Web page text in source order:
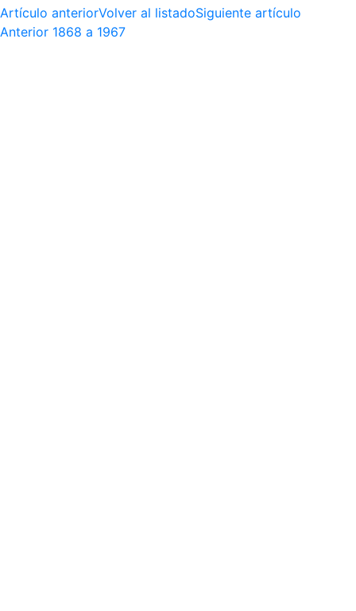
Artículo anteriorVolver al listadoSiguiente artículo
Anterior 1868 a 1967